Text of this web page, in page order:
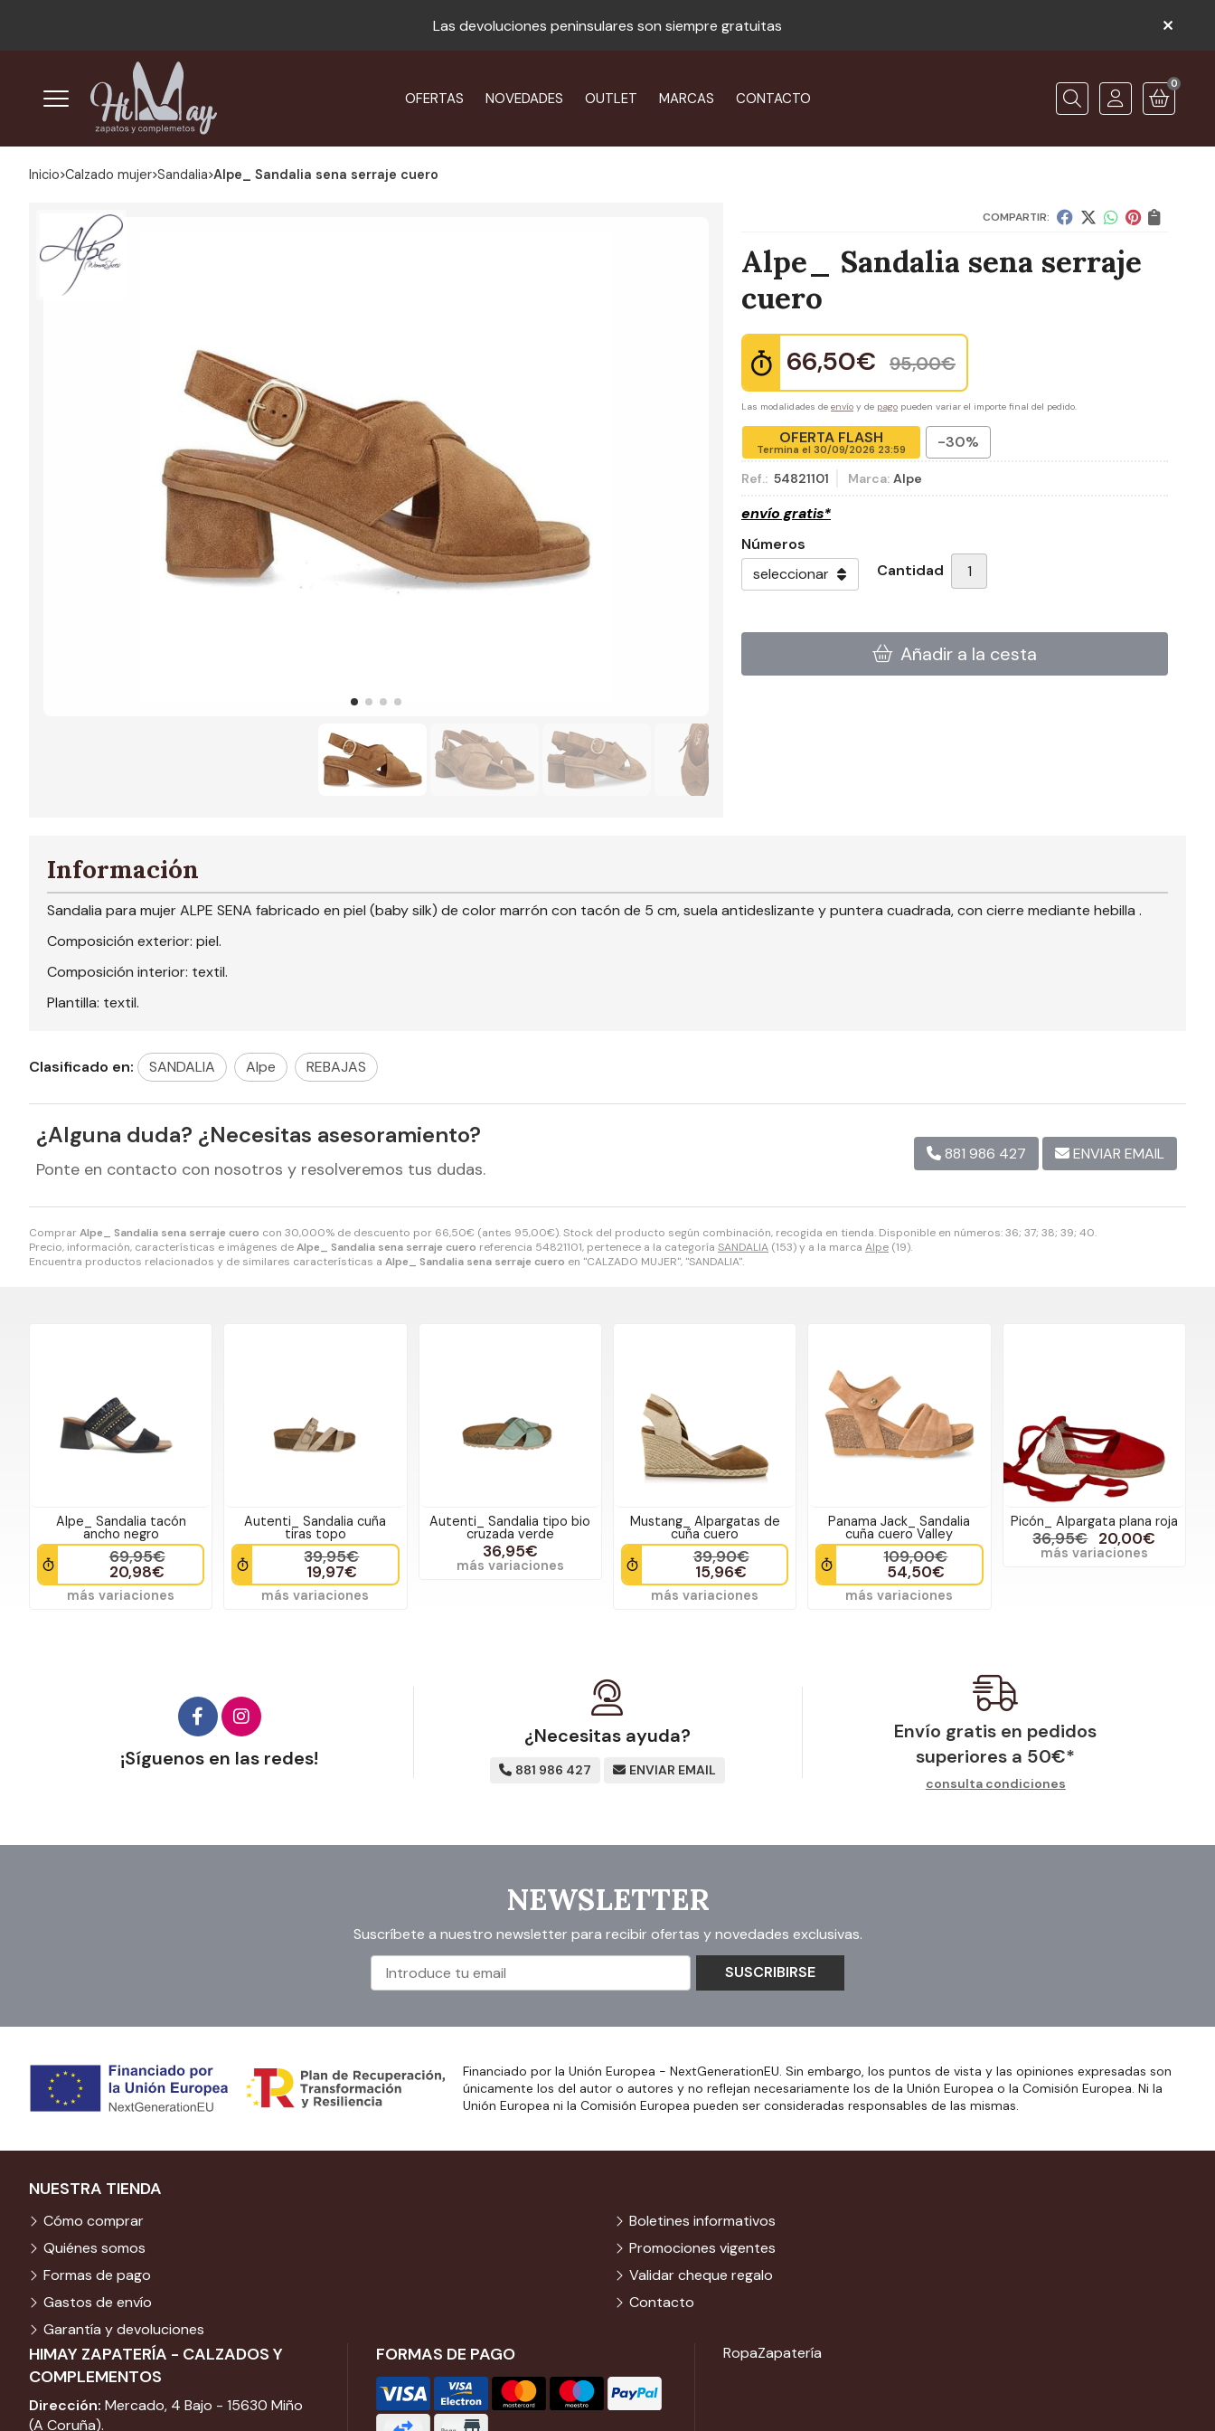
Las devoluciones peninsulares son siempre gratuitas
OFERTAS NOVEDADES OUTLET MARCAS CONTACTO Buscar
0
Inicio calzado mujer sandalia Alpe_ Sandalia sena serraje cuero
COMPARTIR:
Alpe_ Sandalia sena serraje
cuero
66,50€ 95,00€
Las modalidades de envío y de pago pueden variar el importe final del pedido.
OFERTA FLASH
Termina el 30/09/2026 23:59 -30%
Ref.: 54821101 Marca: Alpe
envío gratis*
Números
Cantidad
Añadir a la cesta
ComprarAlpe_ Sandalia sena serraje cuero con 30,000% de descuento por 66,50€ (antes 95,00€). Stock del producto según combinación, recogida en tienda. Disponible en números: 36; 37; 38; 39; 40.
Precio, información, características e imágenes deAlpe_ Sandalia sena serraje cuero referencia 54821101, pertenece a la categoría SANDALIA (153) y a la marca Alpe (19).
Encuentra productos relacionados y de similares características a Alpe_ Sandalia sena serraje cuero en "CALZADO MUJER", "SANDALIA".
Información
Sandalia para mujer ALPE SENA fabricado en piel (baby silk) de color marrón con tacón de 5 cm, suela antideslizante y puntera cuadrada, con cierre mediante hebilla .
Composición exterior: piel.
Composición interior: textil.
Plantilla: textil.
Clasificado en: SANDALIA Alpe REBAJAS
¿Alguna duda? ¿Necesitas asesoramiento?
Ponte en contacto con nosotros y resolveremos tus dudas.
881 986 427 ENVIAR EMAIL
Alpe_ Sandalia tacón
ancho negro
69,95€
20,98€
más variaciones
Autenti_ Sandalia cuña
tiras topo
39,95€
19,97€
más variaciones
Autenti_ Sandalia tipo bio
cruzada verde
36,95€
más variaciones
Mustang_ Alpargatas de
cuña cuero
39,90€
15,96€
más variaciones
Panama Jack_ Sandalia
cuña cuero Valley
109,00€
54,50€
más variaciones
Picón_ Alpargata plana roja
36,95€ 20,00€
más variaciones
¡Síguenos en las redes!
¿Necesitas ayuda?
881 986 427 ENVIAR EMAIL
Envío gratis en pedidos
superiores a 50€*
consulta condiciones
NEWSLETTER
Suscríbete a nuestro newsletter para recibir ofertas y novedades exclusivas.
SUSCRIBIRSE
Financiado por la Unión Europea - NextGenerationEU. Sin embargo, los puntos de vista y las opiniones expresadas son
únicamente los del autor o autores y no reflejan necesariamente los de la Unión Europea o la Comisión Europea. Ni la
Unión Europea ni la Comisión Europea pueden ser consideradas responsables de las mismas.
HIMAY ZAPATERÍA - CALZADOS Y
COMPLEMENTOS
Dirección: Mercado, 4 Bajo - 15630 Miño
(A Coruña).
FORMAS DE PAGO
NUESTRA TIENDA
Cómo comprar
Quiénes somos
Formas de pago
Gastos de envío
Garantía y devoluciones
Boletines informativos
Promociones vigentes
Validar cheque regalo
Contacto
RopaZapatería